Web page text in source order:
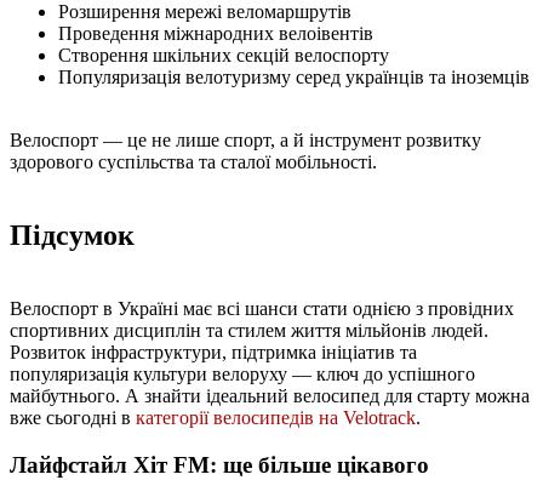
Розширення мережі веломаршрутів
Проведення міжнародних велоівентів
Створення шкільних секцій велоспорту
Популяризація велотуризму серед українців та іноземців
Велоспорт — це не лише спорт, а й інструмент розвитку
здорового суспільства та сталої мобільності.
Підсумок
Велоспорт в Україні має всі шанси стати однією з провідних
спортивних дисциплін та стилем життя мільйонів людей.
Розвиток інфраструктури, підтримка ініціатив та
популяризація культури велоруху — ключ до успішного
майбутнього. А знайти ідеальний велосипед для старту можна
вже сьогодні в категорії велосипедів на Velotrack.
Лайфстайл Хіт FM: ще більше цікавого